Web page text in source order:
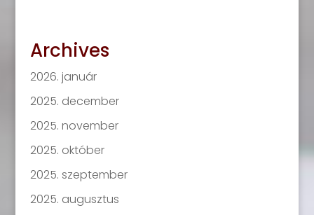
Archives
2026. január
2025. december
2025. november
2025. október
2025. szeptember
2025. augusztus